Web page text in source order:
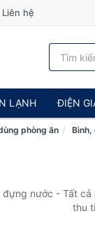
Liên hệ
LẠNH ĐIỆN
phòng ăn Bình,
đựng nước - Tất
thu